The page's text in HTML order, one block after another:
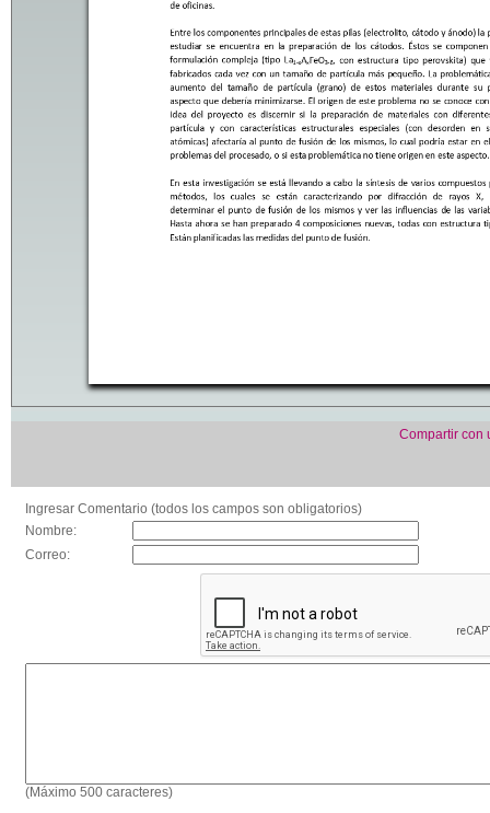
Compartir con
Ingresar Comentario (todos los campos son obligatorios)
Nombre:
Correo:
(Máximo 500 caracteres)